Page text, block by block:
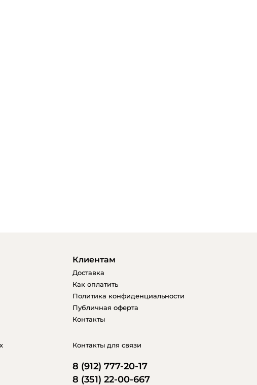
Клиентам
Доставка
Как оплатить
Политика конфиденциальности
Публичная оферта
Контакты
Контакты для связи
8 (912) 777-20-17
8 (351) 22-00-667